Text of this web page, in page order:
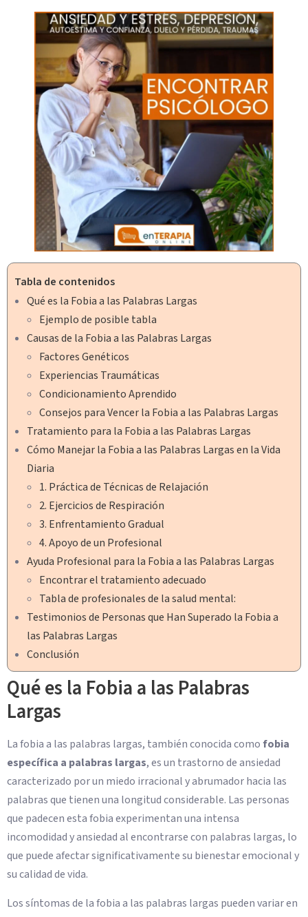
Tabla de contenidos
Qué es la Fobia a las Palabras Largas
Ejemplo de posible tabla
Causas de la Fobia a las Palabras Largas
Factores Genéticos
Experiencias Traumáticas
Condicionamiento Aprendido
Consejos para Vencer la Fobia a las Palabras Largas
Tratamiento para la Fobia a las Palabras Largas
Cómo Manejar la Fobia a las Palabras Largas en la Vida
Diaria
1. Práctica de Técnicas de Relajación
2. Ejercicios de Respiración
3. Enfrentamiento Gradual
4. Apoyo de un Profesional
Ayuda Profesional para la Fobia a las Palabras Largas
Encontrar el tratamiento adecuado
Tabla de profesionales de la salud mental:
Testimonios de Personas que Han Superado la Fobia a
las Palabras Largas
Conclusión
Qué es la Fobia a las Palabras
Largas
La fobia a las palabras largas, también conocida como fobia
específica a palabras largas, es un trastorno de ansiedad
caracterizado por un miedo irracional y abrumador hacia las
palabras que tienen una longitud considerable. Las personas
que padecen esta fobia experimentan una intensa
incomodidad y ansiedad al encontrarse con palabras largas, lo
que puede afectar significativamente su bienestar emocional y
su calidad de vida.
Los síntomas de la fobia a las palabras largas pueden variar en